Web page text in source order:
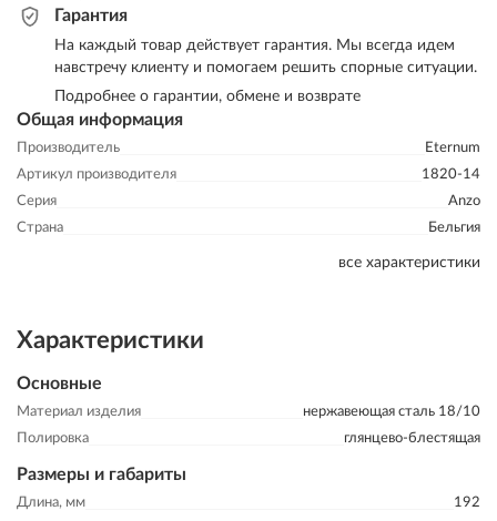
Общая информация
Производитель
Eternum
Артикул производителя
1820-14
Серия
Anzo
Страна
Бельгия
все характеристики
Гарантия
На каждый товар действует гарантия. Мы всегда идем
навстречу клиенту и помогаем решить спорные ситуации.
Подробнее о гарантии, обмене и возврате
Характеристики
Основные
Материал изделия
нержавеющая сталь 18/10
Полировка
глянцево-блестящая
Размеры и габариты
Длина, мм
192